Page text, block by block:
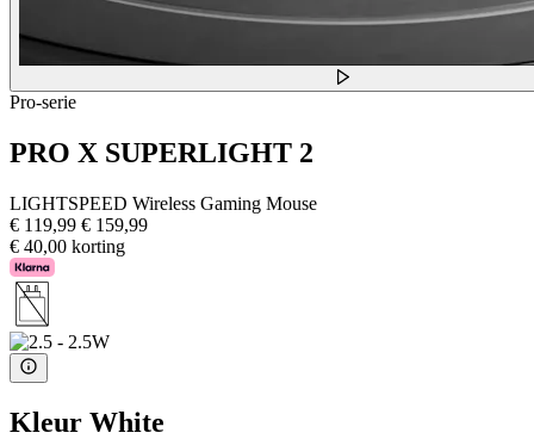
Pro-serie
PRO X SUPERLIGHT 2
LIGHTSPEED Wireless Gaming Mouse
€ 119,99 € 159,99
€ 40,00 korting
Kleur White